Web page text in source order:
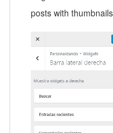
posts with thumbnails